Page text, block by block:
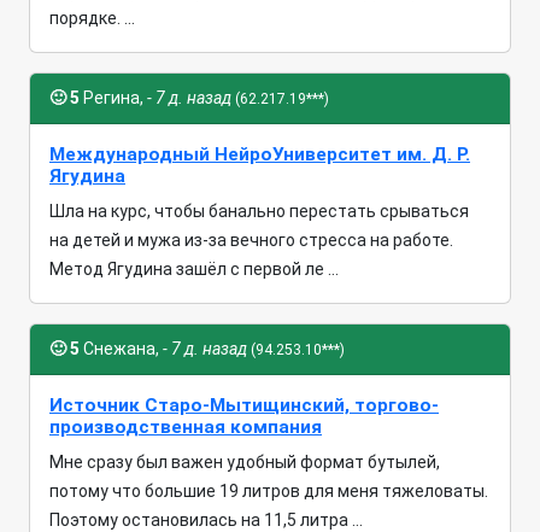
порядке. ...
🙂5 Регина, - 7 д. назад (62.217.19***)
Международный НейроУниверситет им. Д. Р.
Ягудина
Шла на курс, чтобы банально перестать срываться
на детей и мужа из-за вечного стресса на работе.
Метод Ягудина зашёл с первой ле ...
🙂5 Снежана, - 7 д. назад (94.253.10***)
Источник Старо-Мытищинский, торгово-
производственная компания
Мне сразу был важен удобный формат бутылей,
потому что большие 19 литров для меня тяжеловаты.
Поэтому остановилась на 11,5 литра ...